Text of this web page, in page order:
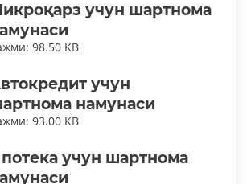
учун шартнома
98.50 KB
учун
намунаси
93.00 KB
учун шартнома